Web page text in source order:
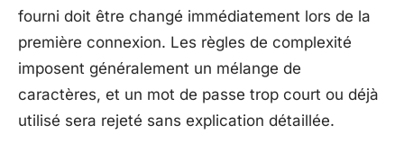
fourni doit être changé immédiatement lors de la
première connexion. Les règles de complexité
imposent généralement un mélange de
caractères, et un mot de passe trop court ou déjà
utilisé sera rejeté sans explication détaillée.